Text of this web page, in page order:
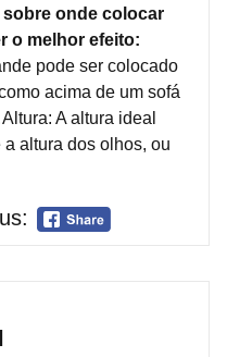
onde colocar
o melhor efeito:
pode ser colocado
acima de um sofá
A altura ideal
a altura dos olhos, ou